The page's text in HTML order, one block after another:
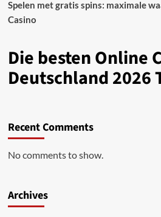
Spelen met gratis spins: maximale
Casino
Die besten Online
Deutschland 2026
Recent Comments
No comments to show.
Archives